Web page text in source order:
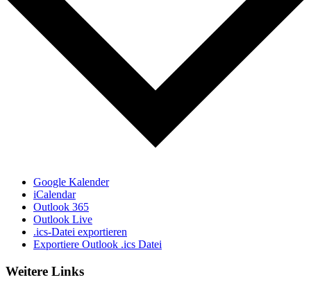
Google Kalender
iCalendar
Outlook 365
Outlook Live
.ics-Datei exportieren
Exportiere Outlook .ics Datei
Weitere Links